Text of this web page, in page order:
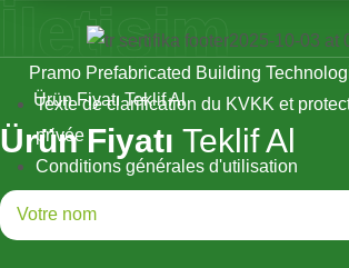
Pramo Prefabricated Building
Texte de clarification du KVKK et
privée
Conditions générales d'utilisation
İletişim
Ürün Fiyatı Teklif Al
Ürün Fiyatı Teklif Al